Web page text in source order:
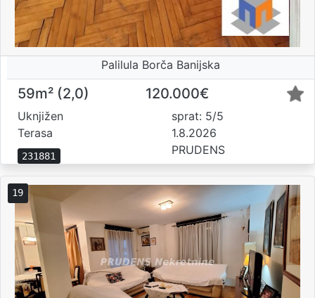
Palilula Borča Banijska
59m² (2,0) 120.000€
Uknjižen
Terasa
231881
sprat: 5/5
1.8.2026
PRUDENS
19